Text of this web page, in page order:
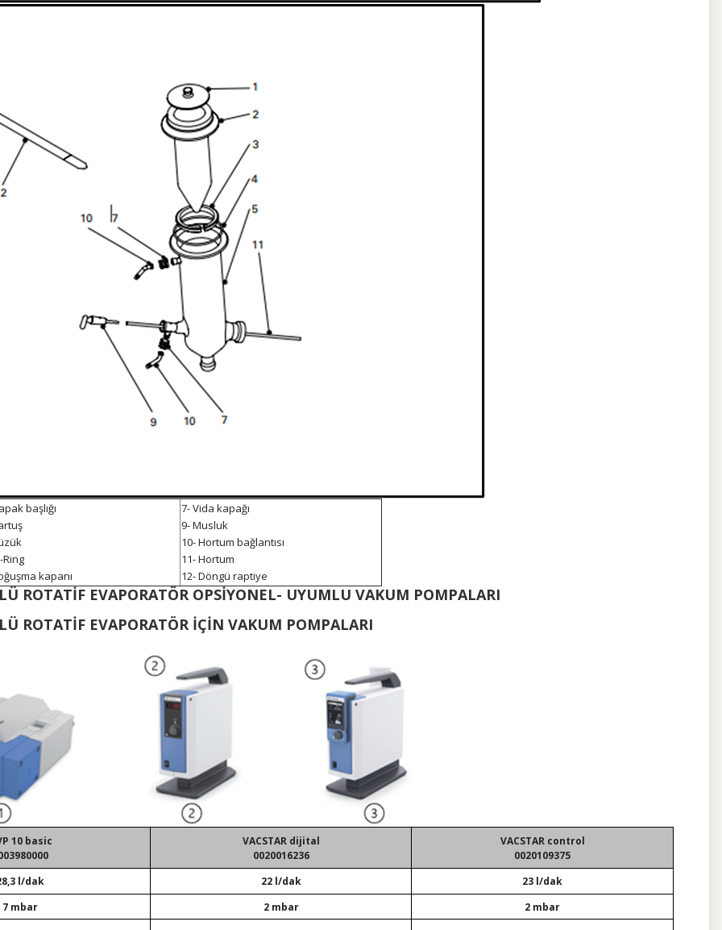
başlığı
Ring
kapanı
7- Vida kapağı
9- Musluk
10- Hortum bağlantısı
11- Hortum
12- Döngü raptiye
ROTATİF EVAPORATÖR OPSİYONEL- UYUMLU VAKUM POMPALARI
ROTATİF EVAPORATÖR İÇİN VAKUM POMPALARI
10 basic
VACSTAR dijital
0020016236
VACSTAR control
0020109375
l/dak 22 l/dak
23 l/dak
7 mbar 2 mbar
2 mbar